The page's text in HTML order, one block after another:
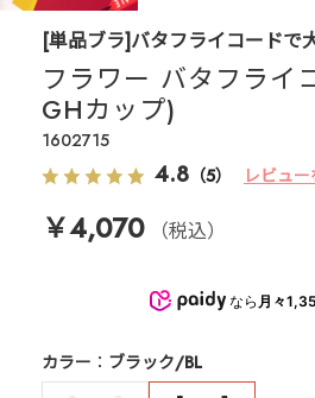
[単品ブラ]バタフライコードで
フラワー バタフライ
GHカップ)
1602715
4.8 （5） レビュ
￥4,070 （税込）
なら 月々
カラー ブラック/BL